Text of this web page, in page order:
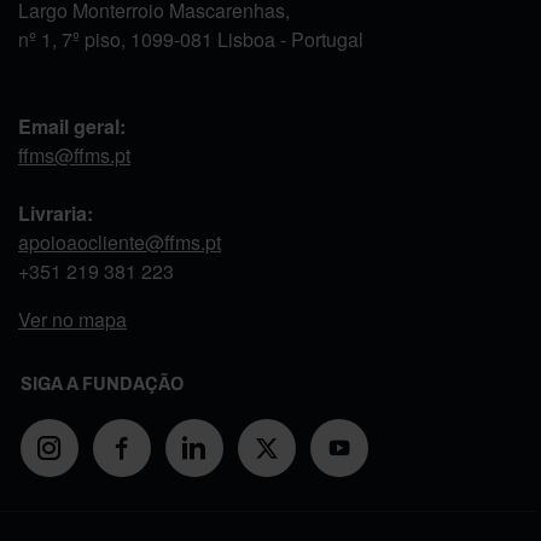
Largo Monterroio Mascarenhas,
nº 1, 7º piso, 1099-081 Lisboa - Portugal
Email geral:
ffms@ffms.pt
Livraria:
apoioaocliente@ffms.pt
+351 219 381 223
Ver no mapa
SIGA A FUNDAÇÃO